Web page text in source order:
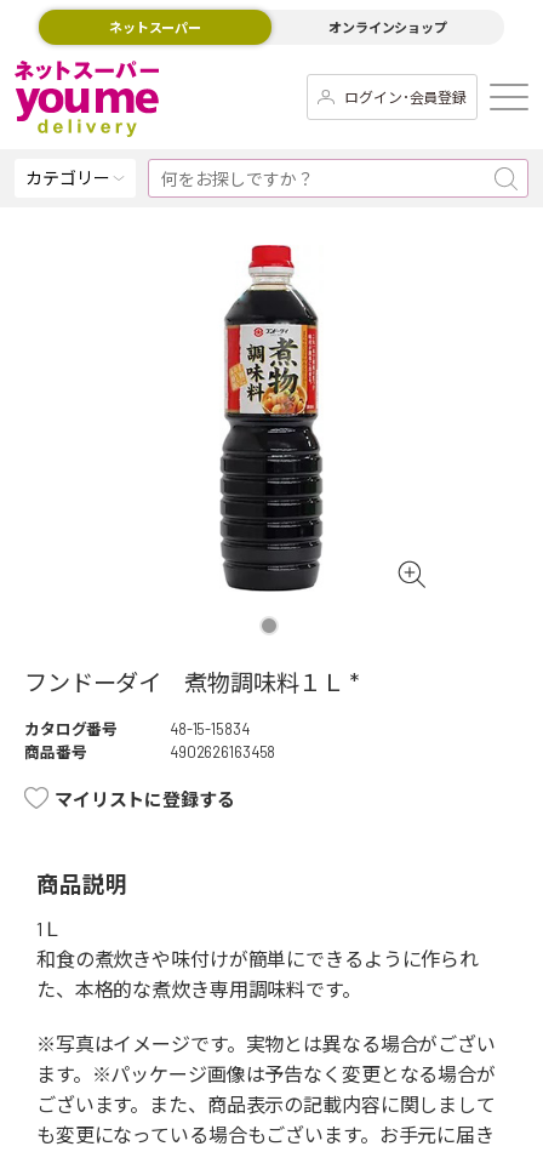
ネットスーパー オンラインショップ
ログイン･会員登録
カテゴリー
フンドーダイ 煮物調味料１Ｌ *
カタログ番号
48-15-15834
商品番号
4902626163458
マイリストに登録する
商品説明
1Ｌ
和食の煮炊きや味付けが簡単にできるように作られ
た、本格的な煮炊き専用調味料です。
※写真はイメージです。実物とは異なる場合がござい
ます。※パッケージ画像は予告なく変更となる場合が
ございます。また、商品表示の記載内容に関しまして
も変更になっている場合もございます。お手元に届き